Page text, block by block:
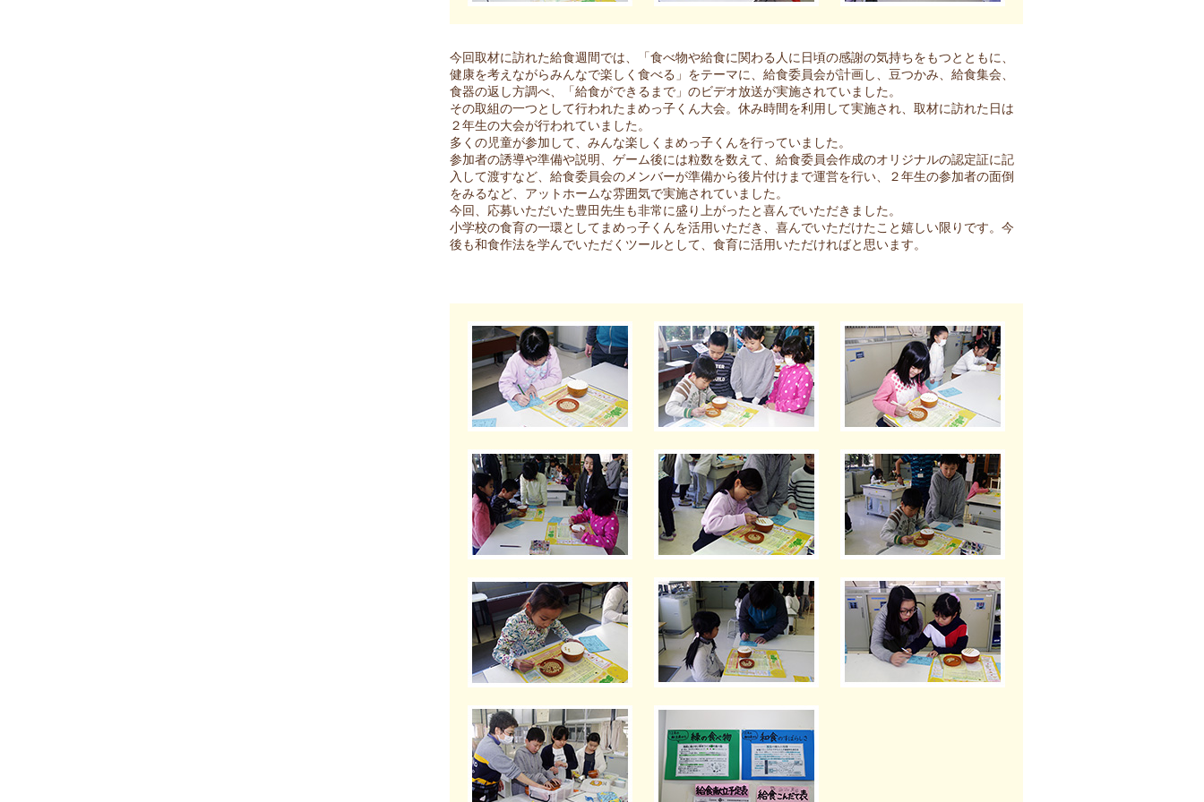
今回取材に訪れた給食週間では、「食べ物や給食に関わる人に日頃の感謝の気持ちをもつとともに、
健康を考えながらみんなで楽しく食べる」をテーマに、給食委員会が計画し、豆つかみ、給食集会、
食器の返し方調べ、「給食ができるまで」のビデオ放送が実施されていました。
その取組の一つとして行われたまめっ子くん大会。休み時間を利用して実施され、取材に訪れた日は
２年生の大会が行われていました。
多くの児童が参加して、みんな楽しくまめっ子くんを行っていました。
参加者の誘導や準備や説明、ゲーム後には粒数を数えて、給食委員会作成のオリジナルの認定証に記
入して渡すなど、給食委員会のメンバーが準備から後片付けまで運営を行い、２年生の参加者の面倒
をみるなど、アットホームな雰囲気で実施されていました。
今回、応募いただいた豊田先生も非常に盛り上がったと喜んでいただきました。
小学校の食育の一環としてまめっ子くんを活用いただき、喜んでいただけたこと嬉しい限りです。今
後も和食作法を学んでいただくツールとして、食育に活用いただければと思います。